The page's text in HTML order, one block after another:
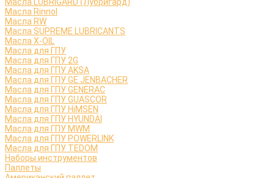
Масла Rinnol
Масла RW
Масла SUPREME LUBRICANTS
Масла X-OIL
Масла для ГПУ
Масла для ГПУ 2G
Масла для ГПУ AKSA
Масла для ГПУ GE JENBACHER
Масла для ГПУ GENERAC
Масла для ГПУ GUASCOR
Масла для ГПУ HiMSEN
Масла для ГПУ HYUNDAI
Масла для ГПУ MWM
Масла для ГПУ POWERLINK
Масла для ГПУ TEDOM
Наборы инструментов
Паллеты